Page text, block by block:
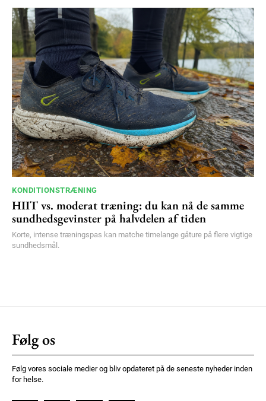
KONDITIONSTRÆNING
HIIT vs. moderat træning: du kan nå de samme
sundhedsgevinster på halvdelen af tiden
Korte, intense træningspas kan matche timelange gåture på flere vigtige
sundhedsmål.
Følg os
Følg vores sociale medier og bliv opdateret på de seneste nyheder inden
for helse.